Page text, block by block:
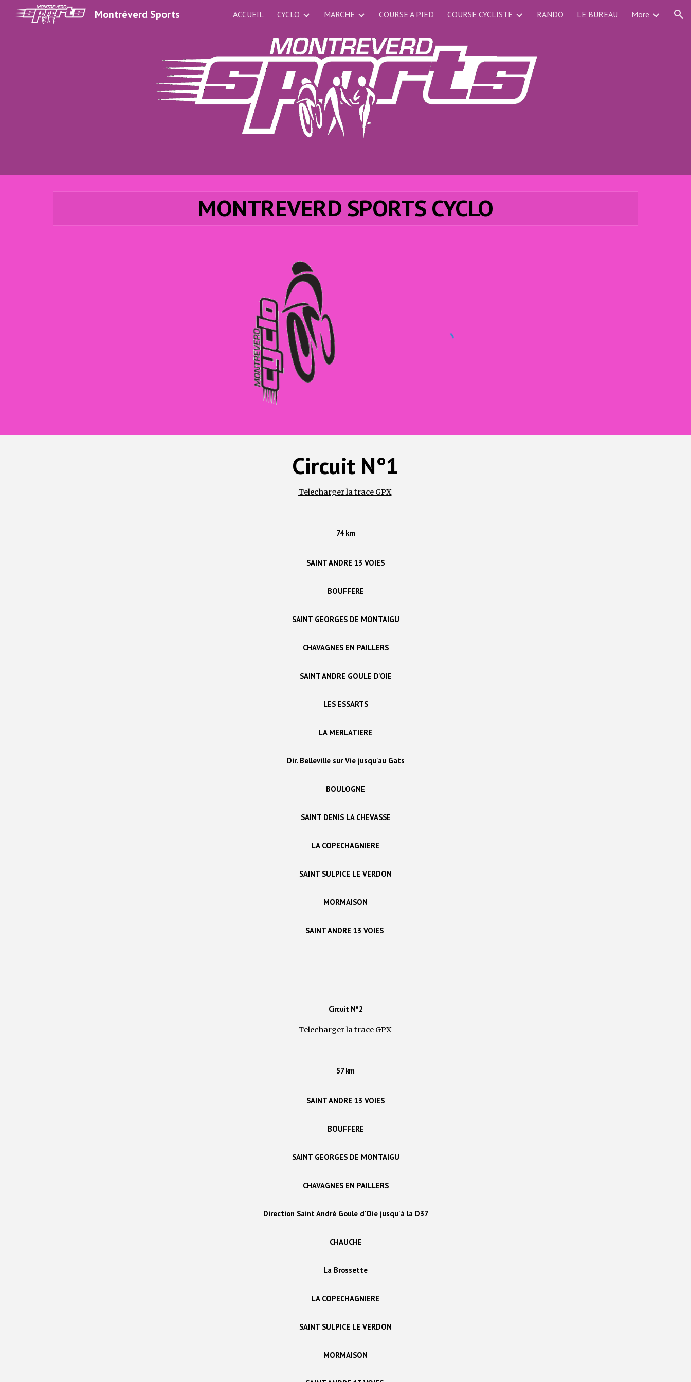
Skip to main content Skip to navigation
Montréverd Sports ACCUEIL CYCLO MARCHE COURSE A PIED COURSE CYCLISTE RANDO LE BUREAU More
MONTREVERD SPORTS CYCLO
Circuit N°1
Telecharger la trace GPX
74 km
SAINT ANDRE 13 VOIES
BOUFFERE
SAINT GEORGES DE MONTAIGU
CHAVAGNES EN PAILLERS
SAINT ANDRE GOULE D'OIE
LES ESSARTS
LA MERLATIERE
Dir. Belleville sur Vie jusqu'au Gats
BOULOGNE
SAINT DENIS LA CHEVASSE
LA COPECHAGNIERE
SAINT SULPICE LE VERDON
MORMAISON
SAINT ANDRE 13 VOIES
Circuit N°2
Telecharger la trace GPX
57 km
SAINT ANDRE 13 VOIES
BOUFFERE
SAINT GEORGES DE MONTAIGU
CHAVAGNES EN PAILLERS
Direction Saint André Goule d'Oie jusqu'à la D37
CHAUCHE
La Brossette
LA COPECHAGNIERE
SAINT SULPICE LE VERDON
MORMAISON